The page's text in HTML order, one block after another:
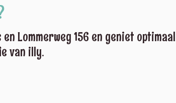
Lommerweg 156 en geniet
van illy.